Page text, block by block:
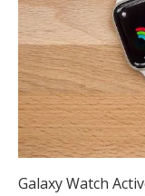
Galaxy Watch